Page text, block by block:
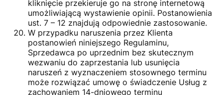
kliknięcie przekieruje go na stronę internetową
umożliwiającą wystawienie opinii. Postanowienia
ust. 7 – 12 znajdują odpowiednie zastosowanie.
W przypadku naruszenia przez Klienta
postanowień niniejszego Regulaminu,
Sprzedawca po uprzednim bez skutecznym
wezwaniu do zaprzestania lub usunięcia
naruszeń z wyznaczeniem stosownego terminu
może rozwiązać umowę o świadczenie Usług z
zachowaniem 14-dniowego terminu